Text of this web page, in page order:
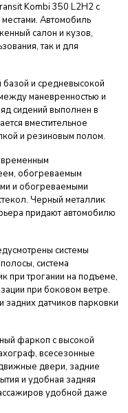
Kombi 350 L2H2 с
Автомобиль
салон и кузов,
так и для
и средневысокой
маневренностью и
сидений выполнен в
вместительное
и резиновым полом.
обогреваемым
и обогреваемыми
Черный металлик
придают автомобилю
системы
система
при трогании на подъеме,
при боковом ветре.
задних датчиков парковки
фаркоп с высокой
всесезонные
двери, задние
и удобная задняя
удобной даже